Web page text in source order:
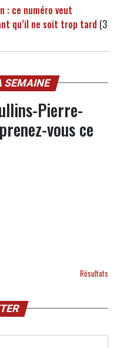
: ce numéro veut
qu’il ne soit trop tard (3
SEMAINE
Pierre-
vous ce
Résultats